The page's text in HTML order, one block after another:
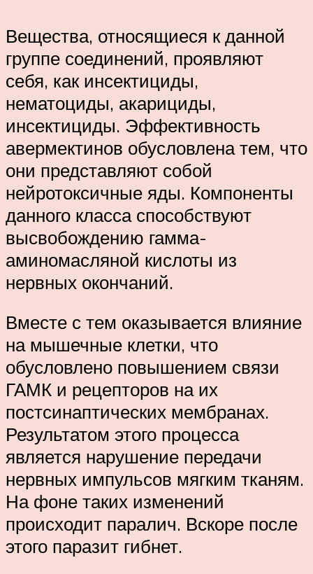
Вещества, относящиеся к данной
группе соединений, проявляют
себя, как инсектициды,
нематоциды, акарициды,
инсектициды. Эффективность
авермектинов обусловлена тем, что
они представляют собой
нейротоксичные яды. Компоненты
данного класса способствуют
высвобождению гамма-
аминомасляной кислоты из
нервных окончаний.
Вместе с тем оказывается влияние
на мышечные клетки, что
обусловлено повышением связи
ГАМК и рецепторов на их
постсинаптических мембранах.
Результатом этого процесса
является нарушение передачи
нервных импульсов мягким тканям.
На фоне таких изменений
происходит паралич. Вскоре после
этого паразит гибнет.